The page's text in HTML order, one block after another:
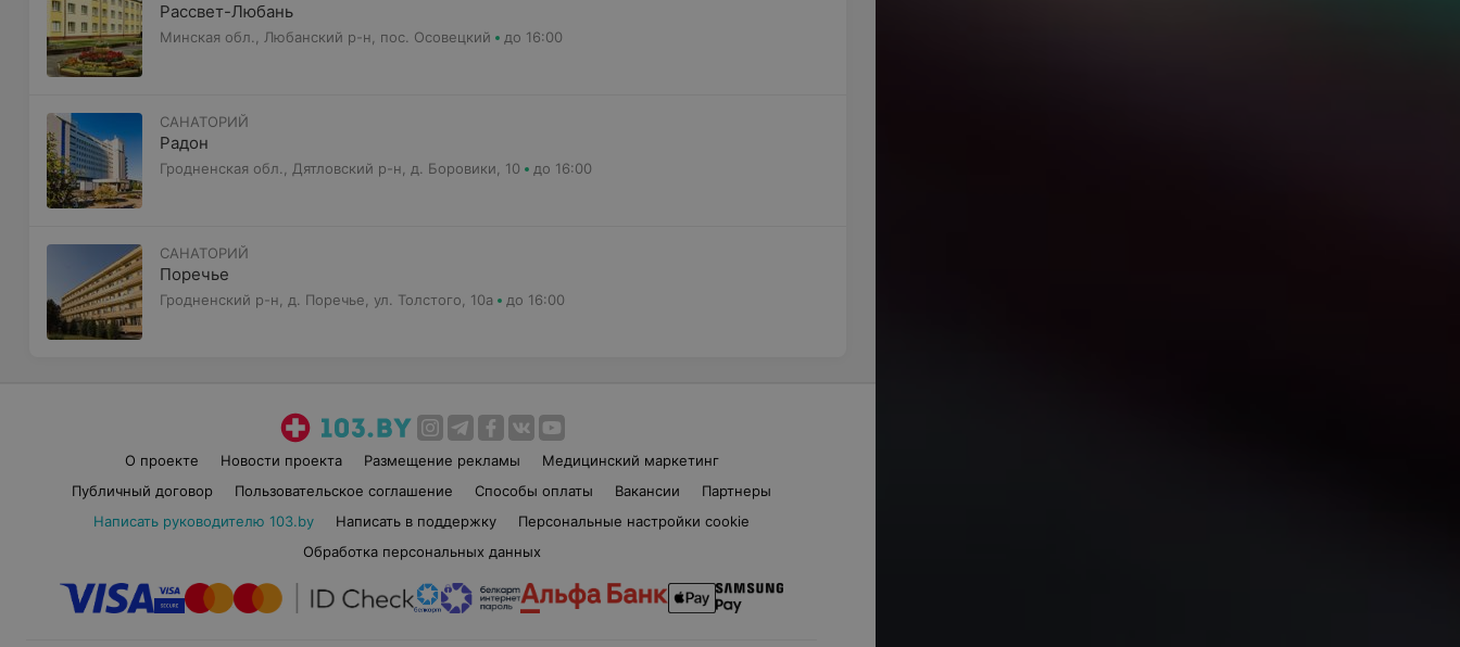
Рассвет-Любань
Минская обл., Любанский р-н, пос. Осовецкий до 16:00
САНАТОРИЙ
Радон
Гродненская обл., Дятловский р-н, д. Боровики, 10 до 16:00
САНАТОРИЙ
Поречье
Гродненский р-н, д. Поречье, ул. Толстого, 10а до 16:00
О проекте Новости проекта Размещение рекламы
Медицинский маркетинг
Публичный договор
Пользовательское соглашение Способы оплаты Вакансии
Партнеры
Написать руководителю 103.by
Написать в поддержку
Персональные настройки cookie
Обработка персональных данных